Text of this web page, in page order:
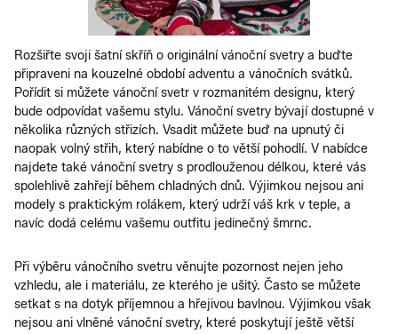
Rozšiřte svoji šatní skříň o originální vánoční svetry a buďte
připraveni na kouzelné období adventu a vánočních svátků.
Pořídit si můžete vánoční svetr v rozmanitém designu, který
bude odpovídat vašemu stylu. Vánoční svetry bývají dostupné v
několika různých střizích. Vsadit můžete buď na upnutý či
naopak volný střih, který nabídne o to větší pohodlí. V nabídce
najdete také vánoční svetry s prodlouženou délkou, které vás
spolehlivě zahřejí během chladných dnů. Výjimkou nejsou ani
modely s praktickým rolákem, který udrží váš krk v teple, a
navíc dodá celému vašemu outfitu jedinečný šmrnc.
Při výběru vánočního svetru věnujte pozornost nejen jeho
vzhledu, ale i materiálu, ze kterého je ušitý. Často se můžete
setkat s na dotyk příjemnou a hřejivou bavlnou. Výjimkou však
nejsou ani vlněné vánoční svetry, které poskytují ještě větší